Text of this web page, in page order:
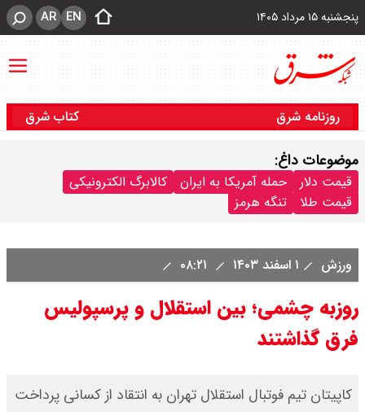
پنجشنبه ۱۵ مرداد ۱۴۰۵ EN
AR
روزنامه شرق کتاب شرق
موضوعات داغ:
قیمت دلار حمله آمریکا به ایران
کالابرگ الکترونیکی
قیمت طلا
تنگه هرمز
ورزش ۱ اسفند ۱۴۰۳
روزبه چشمی؛ بین استقلال و پرسپولیس
فرق گذاشتند
کاپیتان تیم فوتبال استقلال تهران به انتقاد از کسانی پرداخت